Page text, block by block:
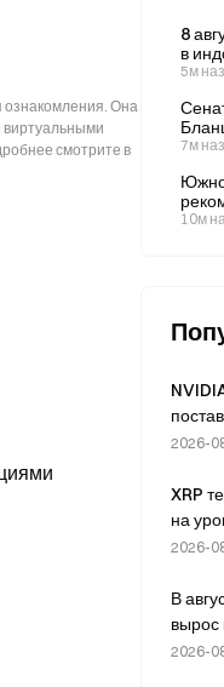
ознакомления. Она
виртуальными
смотрите в
8
в
5м
7м
10м
6G.
2026-
XRP
на
время
$1
2026-
В
вырос
2026-